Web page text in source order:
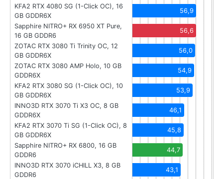
KFA2 RTX 4080 SG (1-Click OC), 16
GB GDDR6X
56,9
Sapphire NITRO+ RX 6950 XT Pure,
16 GB GDDR6
56,6
ZOTAC RTX 3080 Ti Trinity OC, 12
GB GDDR6X
56,0
ZOTAC RTX 3080 AMP Holo, 10 GB
GDDR6X
54,9
KFA2 RTX 3080 SG (1-Click OC), 10
GB GDDR6X
53,9
INNO3D RTX 3070 Ti X3 OC, 8 GB
GDDR6X
46,1
KFA2 RTX 3070 Ti SG (1-Click OC), 8
GB GDDR6X
45,8
Sapphire NITRO+ RX 6800, 16 GB
GDDR6
44,7
INNO3D RTX 3070 iCHILL X3, 8 GB
GDDR6
43,1